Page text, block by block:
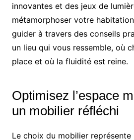
innovantes et des jeux de
métamorphoser votre
guider à travers des conseils
un lieu qui vous ressemble, où
place et où la fluidité est reine.
Optimisez l’espace
un mobilier réfléchi
Le choix du mobilier représente